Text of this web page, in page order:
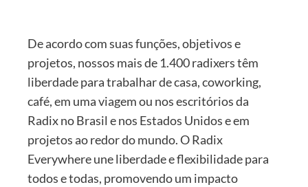
De acordo com suas funções, objetivos e
projetos, nossos mais de 1.400 radixers têm
liberdade para trabalhar de casa, coworking,
café, em uma viagem ou nos escritórios da
Radix no Brasil e nos Estados Unidos e em
projetos ao redor do mundo. O Radix
Everywhere une liberdade e flexibilidade para
todos e todas, promovendo um impacto